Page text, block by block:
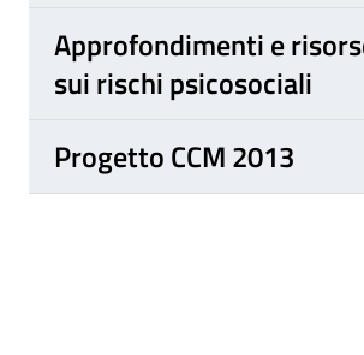
Approfondimenti e
sui rischi psicosociali
Progetto CCM 2013